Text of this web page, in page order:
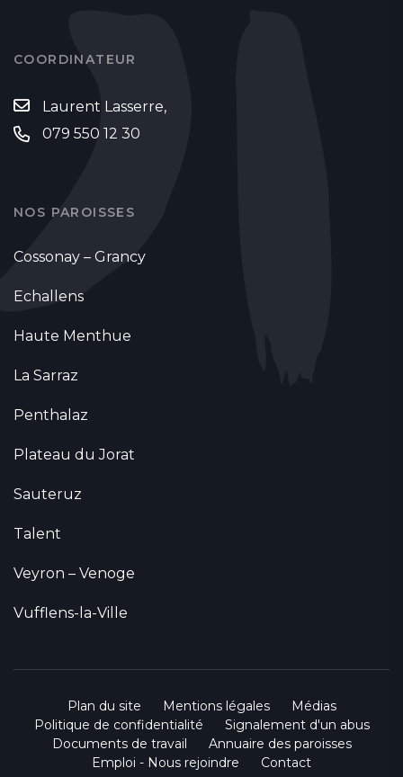
COORDINATEUR
Laurent Lasserre,
079 550 12 30
NOS PAROISSES
Cossonay – Grancy
Echallens
Haute Menthue
La Sarraz
Penthalaz
Plateau du Jorat
Sauteruz
Talent
Veyron – Venoge
Vufflens-la-Ville
Plan du site Mentions légales
Médias
Politique de confidentialité
Signalement d'un abus
Documents de travail
Annuaire des paroisses
Emploi - Nous rejoindre
Contact